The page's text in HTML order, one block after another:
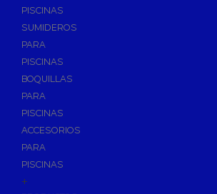
PISCINAS
SUMIDEROS
PARA
PISCINAS
BOQUILLAS
PARA
PISCINAS
ACCESORIOS
PARA
PISCINAS
+